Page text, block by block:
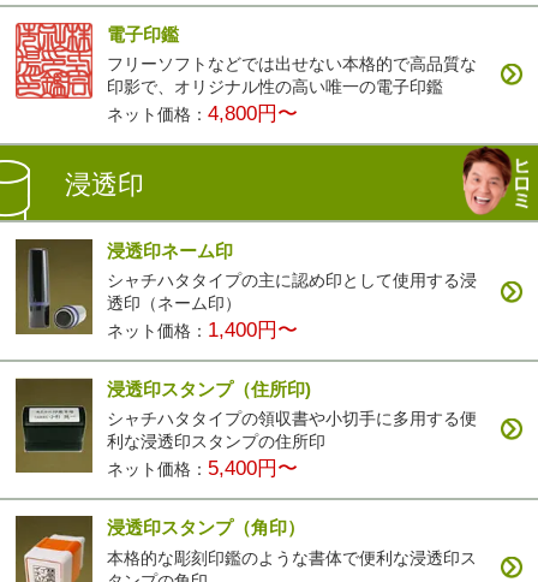
電子印鑑
フリーソフトなどでは出せない本格的で高品質な
印影で、オリジナル性の高い唯一の電子印鑑
ネット価格：4,800円〜
浸透印
浸透印ネーム印
シャチハタタイプの主に認め印として使用する浸
透印（ネーム印）
ネット価格： 1,400円〜
浸透印スタンプ（住所印)
シャチハタタイプの領収書や小切手に多用する便
利な浸透印スタンプの住所印
ネット価格： 5,400円〜
浸透印スタンプ（角印）
本格的な彫刻印鑑のような書体で便利な浸透印ス